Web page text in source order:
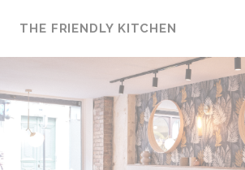
THE FRIENDLY KITCHEN